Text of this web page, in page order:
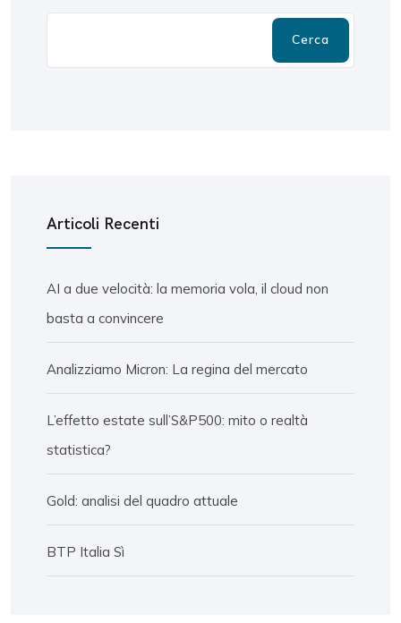
Cerca
Articoli Recenti
AI a due velocità: la memoria vola, il cloud non
basta a convincere
Analizziamo Micron: La regina del mercato
L’effetto estate sull’S&P500: mito o realtà
statistica?
Gold: analisi del quadro attuale
BTP Italia Sì